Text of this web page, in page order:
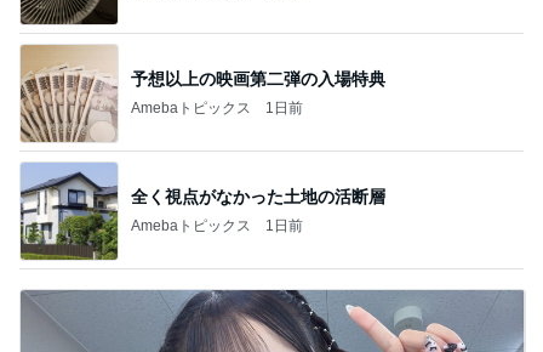
予想以上の映画第二弾の入場特典
Amebaトピックス 1日前
全く視点がなかった土地の活断層
Amebaトピックス 1日前